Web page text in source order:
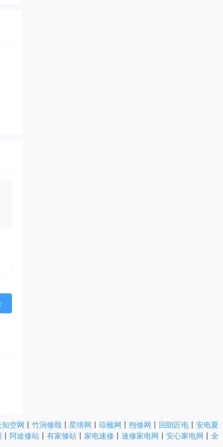
知空网 竹涧修颐 星缮网 琼楹网 煦修网 回朗匠电
安电夏
阿途修站 有家修站 家电速修 速修家电网 安心家电网
全